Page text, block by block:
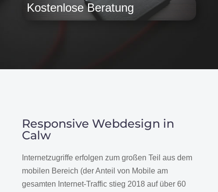
Kostenlose Beratung
Responsive Webdesign in
Calw
Internetzugriffe erfolgen zum großen Teil aus dem
mobilen Bereich (der Anteil von Mobile am
gesamten Internet-Traffic stieg 2018 auf über 60